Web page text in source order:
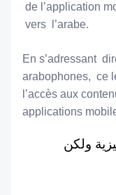
de l’application
vers  l’arabe.
En s’adressant
arabophones,  ce
l’accès aux
applications